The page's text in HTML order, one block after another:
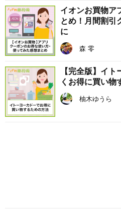
イオンお買物ア
とめ！月間割引
に
森 零
【完全版】イ
くお得に買い物
柚木ゆうら